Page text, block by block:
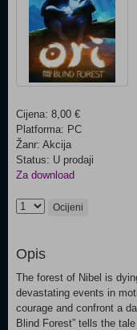
Cijena: 8,00 €
Platforma: PC
Žanr: Akcija
Status: U prodaji
Za download
Ocijeni
Opis
The forest of Nibel is
devastating events in
courage and confront a
Blind Forest” tells the